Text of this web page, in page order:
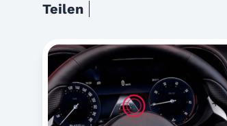
Teilen